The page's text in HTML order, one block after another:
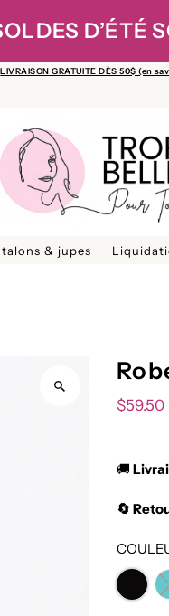
D’ÉTÉ
LIVRAISON GRATUITE DÈS 50$ (en
& jupes
$59.50
🚚
🔄